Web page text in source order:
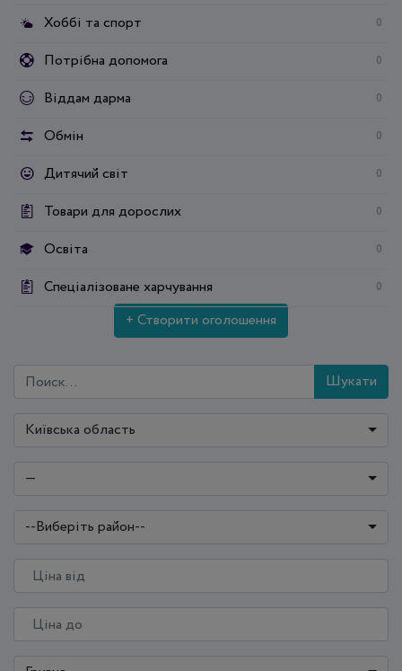
Хоббі та спорт 0
Потрібна допомога 0
Віддам дарма 0
Обмін 0
Дитячий світ 0
Товари для дорослих 0
Освіта 0
Спеціалізоване харчування 0
+ Створити оголошення
Шукати
Київська область
—
--Виберіть район--